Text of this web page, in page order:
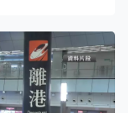
全勝，跨季連勝
季贏過這項最高
，在香港盃及女
，成為歷來第3匹